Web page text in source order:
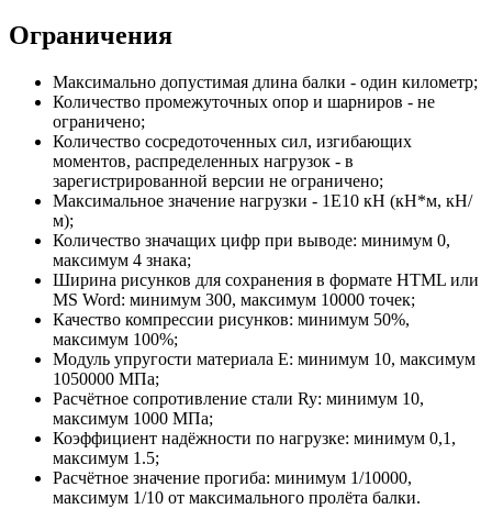
Ограничения
Максимально допустимая длина балки - один километр;
Количество промежуточных опор и шарниров - не
ограничено;
Количество сосредоточенных сил, изгибающих
моментов, распределенных нагрузок - в
зарегистрированной версии не ограничено;
Максимальное значение нагрузки - 1E10 кН (кН*м, кН/
м);
Количество значащих цифр при выводе: минимум 0,
максимум 4 знака;
Ширина рисунков для сохранения в формате HTML или
MS Word: минимум 300, максимум 10000 точек;
Качество компрессии рисунков: минимум 50%,
максимум 100%;
Модуль упругости материала E: минимум 10, максимум
1050000 МПа;
Расчётное сопротивление стали Ry: минимум 10,
максимум 1000 МПа;
Коэффициент надёжности по нагрузке: минимум 0,1,
максимум 1.5;
Расчётное значение прогиба: минимум 1/10000,
максимум 1/10 от максимального пролёта балки.